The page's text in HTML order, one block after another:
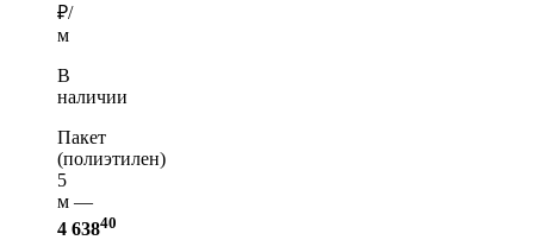
₽/
м
В
наличии
Пакет
(полиэтилен)
5
м —
4 63840